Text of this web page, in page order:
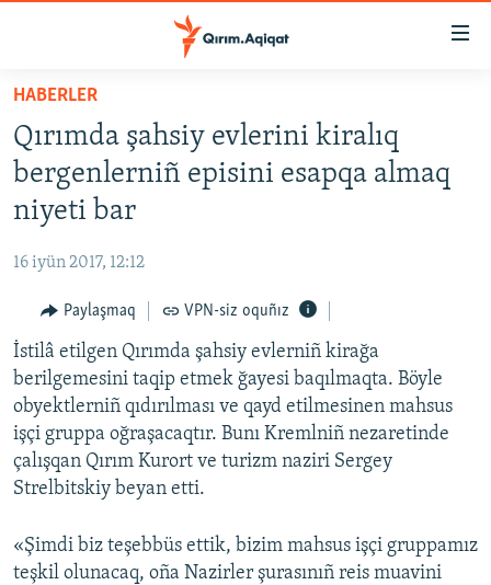
Esas
qaytmaq
Baş
navigatsiyağa
qaytmaq
Qıdıruvğa
qaytmaq
HABERLER
SİYASET
İQTİSADİYAT
MEDENİYET
İNSAN AQLARI
VİDEO
SÜRET
BLOGLAR
FİKİR
Русский
Українською
HABERLER
Qırımda şahsiy evlerini kiralıq
bergenlerniñ episini esapqa almaq
niyeti bar
16 iyün 2017, 12:12
Paylaşmaq VPN-siz oquñız
İstilâ etilgen Qırımda şahsiy evlerniñ kirağa
berilgemesini taqip etmek ğayesi baqılmaqta. Böyle
obyektlerniñ qıdırılması ve qayd etilmesinen mahsus
işçi gruppa oğraşacaqtır. Bunı Kremlniñ nezaretinde
çalışqan Qırım Kurort ve turizm naziri Sergey
Strelbitskiy beyan etti.
«Şimdi biz teşebbüs ettik, bizim mahsus işçi gruppamız
teşkil olunacaq, oña Nazirler şurasınıñ reis muavini